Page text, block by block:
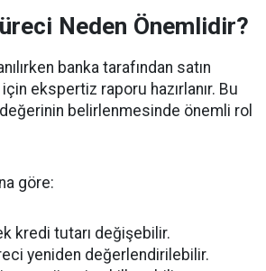
Neden Önemlidir?
banka tarafından satın
için ekspertiz raporu hazırlanır. Bu
belirlenmesinde önemli rol
göre:
kredi tutarı değişebilir.
yeniden değerlendirilebilir.